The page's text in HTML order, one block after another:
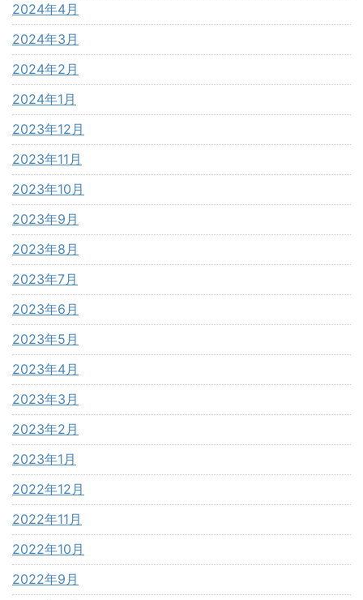
2024年4月
2024年3月
2024年2月
2024年1月
2023年12月
2023年11月
2023年10月
2023年9月
2023年8月
2023年7月
2023年6月
2023年5月
2023年4月
2023年3月
2023年2月
2023年1月
2022年12月
2022年11月
2022年10月
2022年9月